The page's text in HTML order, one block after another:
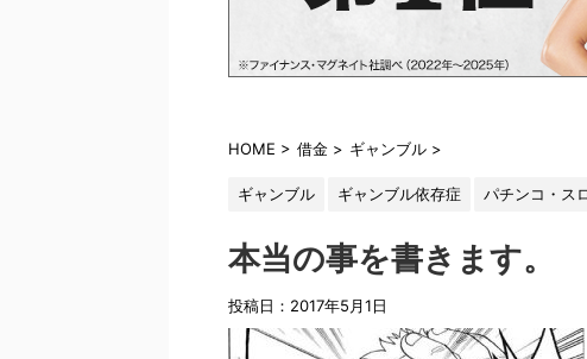
HOME > 借金 > ギャンブル >
ギャンブル ギャンブル依存症 パチンコ・ス
本当の事を書きます。
投稿日：2017年5月1日